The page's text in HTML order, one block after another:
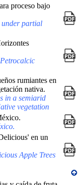
proceso bajo
under partial
rumiantes en
nativa.
in a semiarid
vegetation
en un
Apple Trees